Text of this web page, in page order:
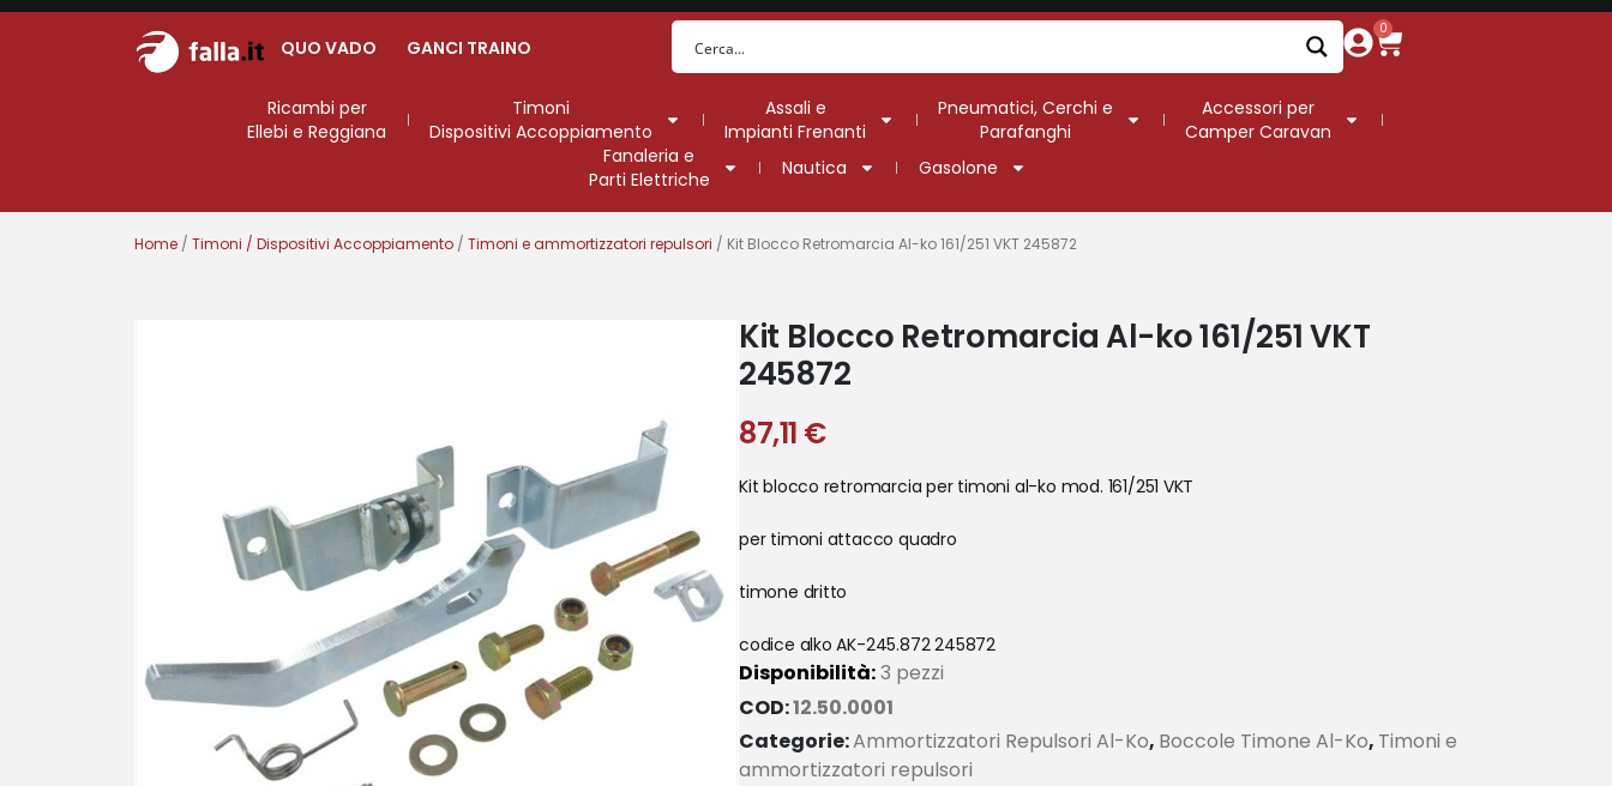
QUO VADO GANCI TRAINO
0
Ricambi per
Ellebi e Reggiana
Timoni
Dispositivi Accoppiamento
Assali e
Impianti Frenanti
Pneumatici, Cerchi e
Parafanghi
Accessori per
Camper Caravan
Fanaleria e
Parti Elettriche
Nautica Gasolone
Home / Timoni / Dispositivi Accoppiamento / Timoni e ammortizzatori repulsori / Kit Blocco Retromarcia Al-ko 161/251 VKT 245872
Kit Blocco Retromarcia Al-ko 161/251 VKT
245872
87,11 €
Kit blocco retromarcia per timoni al-ko mod. 161/251 VKT
per timoni attacco quadro
timone dritto
codice alko AK-245.872 245872
Disponibilità:3 pezzi
COD:12.50.0001
Categorie:Ammortizzatori Repulsori Al-Ko, Boccole Timone Al-Ko, Timoni e
ammortizzatori repulsori